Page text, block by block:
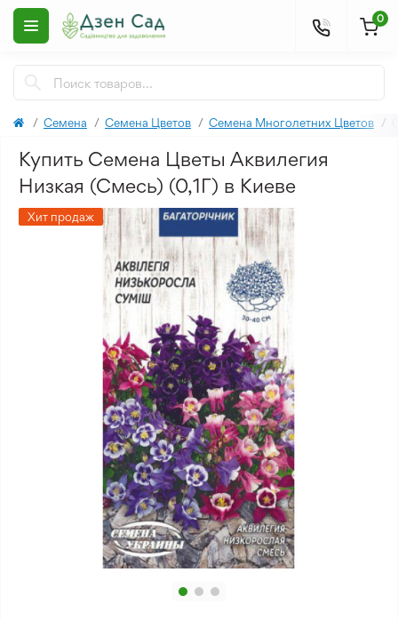
0
Семена Семена Цветов Семена Многолетних Цветов
Купить Семена Цветы Аквилегия
Низкая (Смесь) (0,1Г) в Киеве
Хит продаж